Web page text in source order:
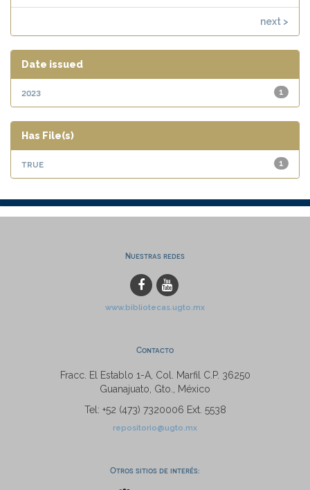
next >
Date issued
1
2023
Has File(s)
1
true
Nuestras redes
www.bibliotecas.ugto.mx
Contacto
Fracc. El Establo 1-A, Col. Marfil C.P. 36250
Guanajuato, Gto., México
Tel: +52 (473) 7320006 Ext. 5538
repositorio@ugto.mx
Otros sitios de interés: